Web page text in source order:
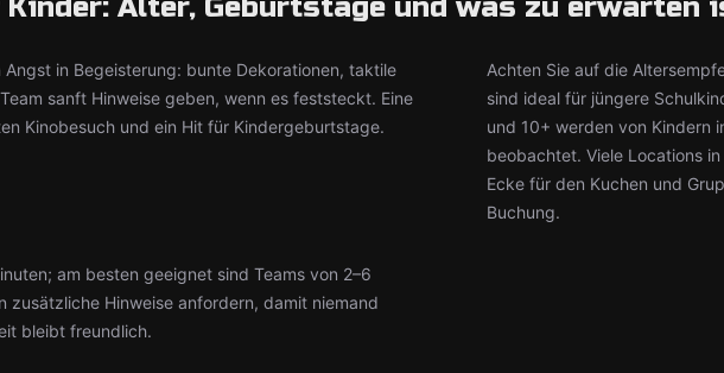
Kinder: Alter, Geburtstage und was zu erwarten
Angst in Begeisterung: bunte Dekorationen, taktile
sanft Hinweise geben, wenn es feststeckt. Eine
Kinobesuch und ein Hit für Kindergeburtstage.
Achten Sie auf die
sind ideal für jüngere
und 10+ werden von Kindern
beobachtet. Viele Locations
Ecke für den Kuchen und
Buchung.
am besten geeignet sind Teams von 2–6
zusätzliche Hinweise anfordern, damit niemand
bleibt freundlich.